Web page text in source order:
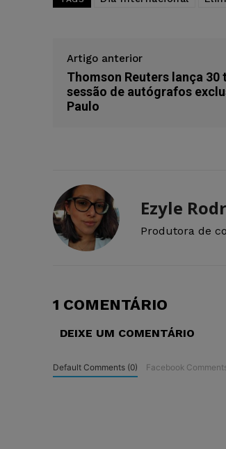
Artigo anterior
Thomson Reuters lança
sessão de autógrafos
Paulo
Ezyle
Produtora de
1 COMENTÁRIO
DEIXE UM COMENTÁRIO
Default Comments (0) Facebook